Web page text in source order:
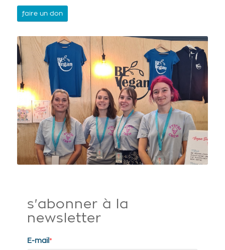
faire un don
s'abonner à la
newsletter
E-mail *